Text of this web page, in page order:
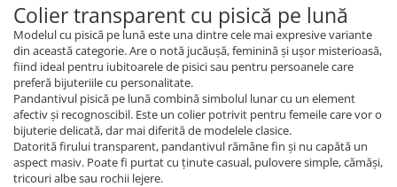
Colier transparent cu pisică pe lună
Modelul cu pisică pe lună este una dintre cele mai expresive variante
din această categorie. Are o notă jucăușă, feminină și ușor misterioasă,
fiind ideal pentru iubitoarele de pisici sau pentru persoanele care
preferă bijuteriile cu personalitate.
Pandantivul pisică pe lună combină simbolul lunar cu un element
afectiv și recognoscibil. Este un colier potrivit pentru femeile care vor o
bijuterie delicată, dar mai diferită de modelele clasice.
Datorită firului transparent, pandantivul rămâne fin și nu capătă un
aspect masiv. Poate fi purtat cu ținute casual, pulovere simple, cămăși,
tricouri albe sau rochii lejere.